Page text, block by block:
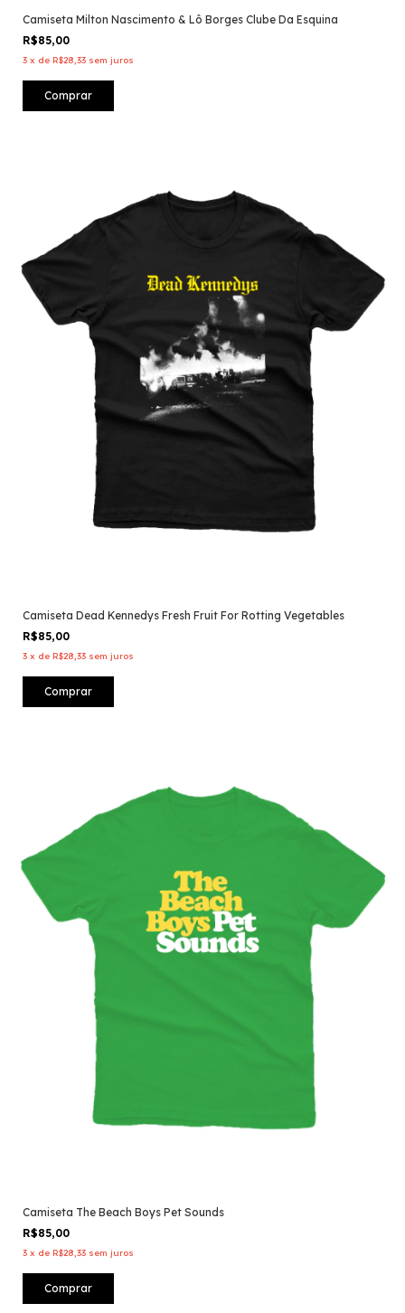
Camiseta Milton Nascimento & Lô Borges Clube Da Esquina
R$85,00
3 x de R$28,33 sem juros
Comprar
Camiseta Dead Kennedys Fresh Fruit For Rotting Vegetables
R$85,00
3 x de R$28,33 sem juros
Comprar
Camiseta The Beach Boys Pet Sounds
R$85,00
3 x de R$28,33 sem juros
Comprar